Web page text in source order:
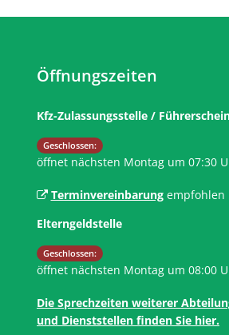
Öffnungszeiten
Kfz-Zulassungsstelle /
Klicken, um weitere Öffnungs- oder
Geschlossen:
öffnet nächsten Montag um 07:30
Terminvereinbarungempfohlen
Elterngeldstelle
Klicken, um weitere Öffnungs- oder
Geschlossen:
öffnet nächsten Montag um 08:00
Die Sprechzeiten weiterer
und Dienststellen finden Sie hier.